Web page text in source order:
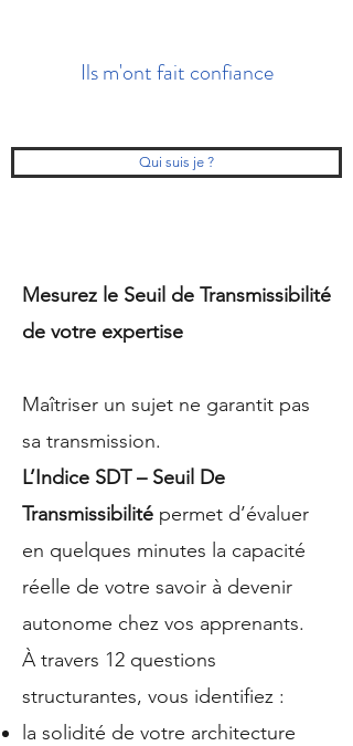
Ils m'ont fait confiance
Qui suis je ?
Mesurez le Seuil de Transmissibilité
de votre expertise
Maîtriser un sujet ne garantit pas
sa transmission.
L’Indice SDT – Seuil De
Transmissibilité permet d’évaluer
en quelques minutes la capacité
réelle de votre savoir à devenir
autonome chez vos apprenants.
À travers 12 questions
structurantes, vous identifiez :
la solidité de votre architecture